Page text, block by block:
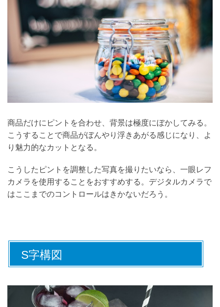
商品だけにピントを合わせ、背景は極度にぼかしてみる。
こうすることで商品がぼんやり浮きあがる感じになり、よ
り魅力的なカットとなる。
こうしたピントを調整した写真を撮りたいなら、一眼レフ
カメラを使用することをおすすめする。デジタルカメラで
はここまでのコントロールはきかないだろう。
S字構図